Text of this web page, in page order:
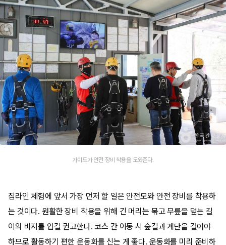
가이드가 안전 장비 착용을 도와준다.
집라인 체험에 앞서 가장 먼저 할 일은 안전모와 안전 장비를 착용하
는 것이다. 원활한 장비 착용을 위해 긴 머리는 묶고 무릎을 덮는 길
이의 바지를 입길 권고한다. 코스 간 이동 시 숲길과 계단을 걸어야
하므로 활동하기 편한 운동화를 신는 게 좋다. 운동화를 미리 준비하